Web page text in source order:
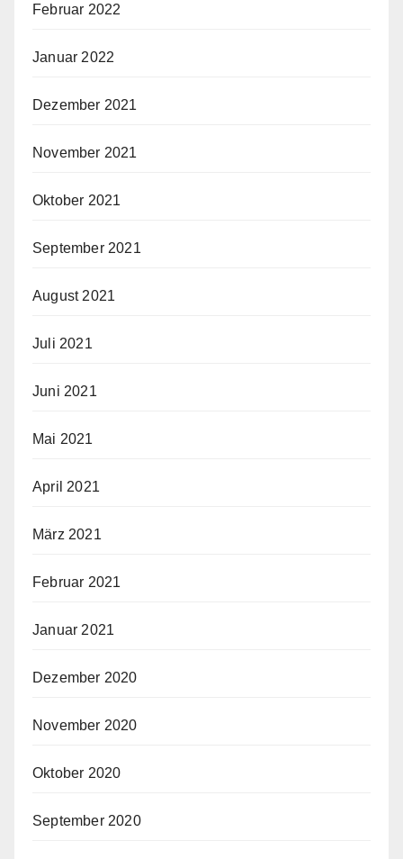
Februar 2022
Januar 2022
Dezember 2021
November 2021
Oktober 2021
September 2021
August 2021
Juli 2021
Juni 2021
Mai 2021
April 2021
März 2021
Februar 2021
Januar 2021
Dezember 2020
November 2020
Oktober 2020
September 2020